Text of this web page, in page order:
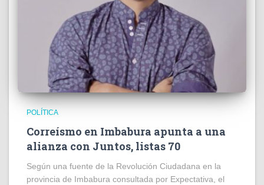
POLÍTICA
Correísmo en Imbabura apunta a una
alianza con Juntos, listas 70
Según una fuente de la Revolución Ciudadana en la
provincia de Imbabura consultada por Expectativa, el